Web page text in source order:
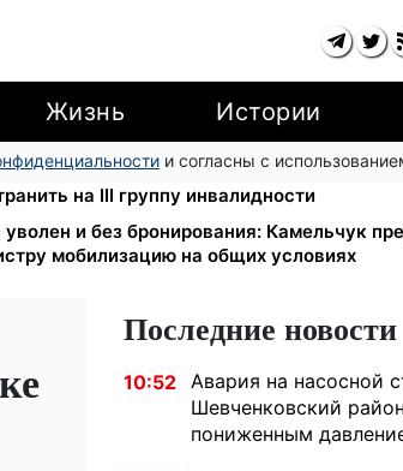
Жизнь Истории
и согласны с
на авто: компенсацию для ветеранов
на III группу инвалидности
и без бронирования: Камельчук
мобилизацию на общих условиях
Последние новости
10:52 Авария на насосной
Шевченковский
пониженным